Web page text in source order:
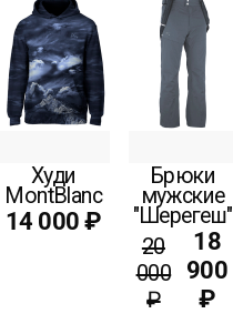
Худи
MontBlanc
14 000 ₽
Брюки
мужские
"Шерегеш"
20
000
₽
18
900
₽